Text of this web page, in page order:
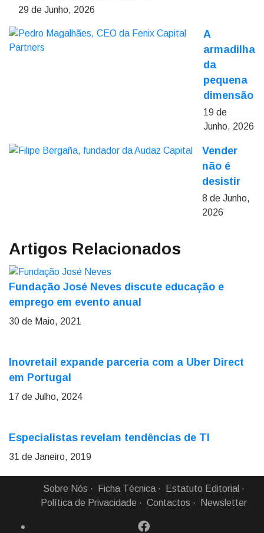
29 de Junho, 2026
A
armadilha
da
pequena
dimensão
19 de
Junho, 2026
Vender
não é
desistir
8 de Junho,
2026
Artigos Relacionados
Fundação José Neves discute educação e
emprego em evento anual
30 de Maio, 2021
Inovretail expande parceria com a Uber Direct
em Portugal
17 de Julho, 2024
Especialistas revelam tendências de TI
31 de Janeiro, 2019
Sobre Nós Ficha Técnica
Estatuto Editorial
Política de Privacidade
Contactos Newsletter